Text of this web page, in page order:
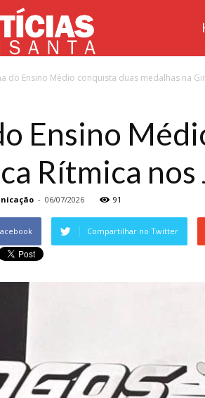
Unisanta
do Ensino Médio conquista duas medalhas na
Ensino
Rítmica nos
- 06/07/2026 91
Compartilhar no Twitter